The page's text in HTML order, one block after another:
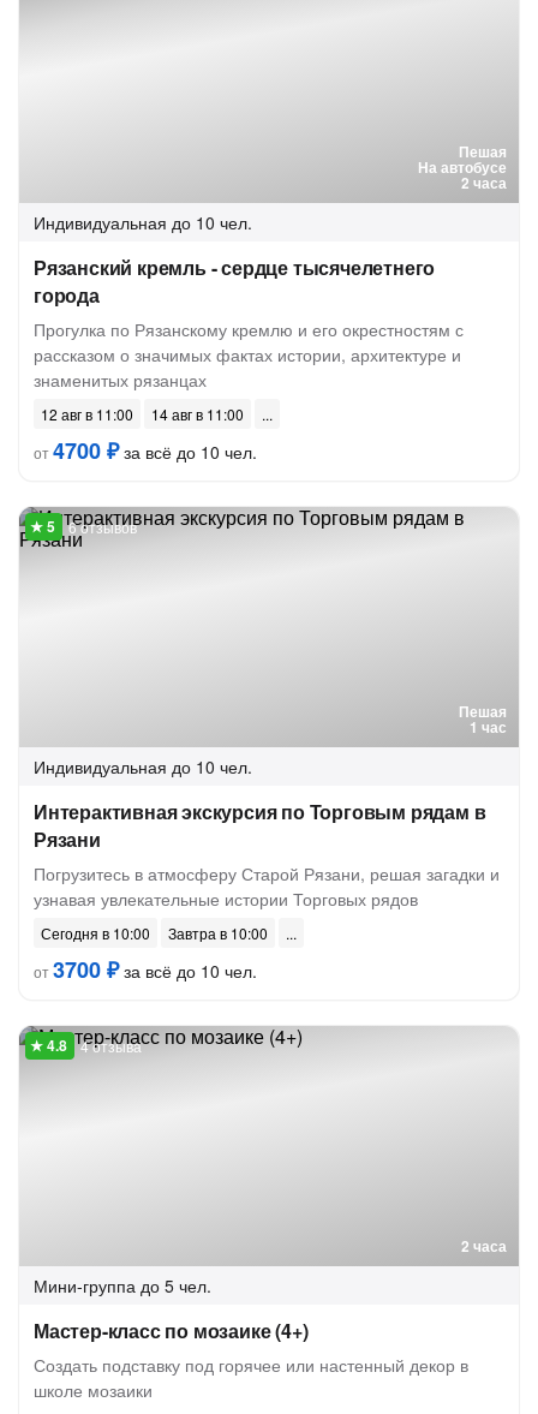
Пешая
На автобусе
2 часа
Индивидуальная до 10 чел.
Рязанский кремль - сердце тысячелетнего
города
Прогулка по Рязанскому кремлю и его окрестностям с
рассказом о значимых фактах истории, архитектуре и
знаменитых рязанцах
12 авг в 11:00
14 авг в 11:00
от4700 ₽за всё до 10 чел.
Пешая
1 час
6 отзывов
Индивидуальная до 10 чел.
Интерактивная экскурсия по Торговым рядам в
Рязани
Погрузитесь в атмосферу Старой Рязани, решая загадки и
узнавая увлекательные истории Торговых рядов
Сегодня в 10:00
Завтра в 10:00
от3700 ₽за всё до 10 чел.
2 часа
4 отзыва
Мини-группа до 5 чел.
Мастер-класс по мозаике (4+)
Создать подставку под горячее или настенный декор в
школе мозаики